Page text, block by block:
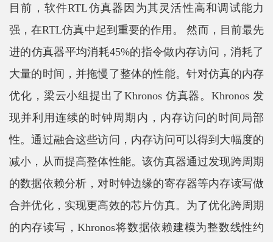
目前，软件RTL仿真器因为其灵活性高和调试能力
强，在RTL仿真中起到重要的作用。 然而，目前最先
进的仿真器平均消耗45%的指令做内存访问，消耗了
大量的时间，并拖慢了整体的性能。针对仿真的内存
优化，梁云小组提出了Khronos 仿真器。Khronos 发
现并利用连续的时钟周期内，内存访问的时间局部
性。通过融合这些访问，内存访问可以得到大幅度的
减小，从而提高整体性能。该仿真器通过发现跨周期
的数据依赖分析，对时钟边缘的寄存器等内存读写做
合并优化，实现更高效的芯片仿真。为了优化跨周期
的内存读写，Khronos将数据依赖建模为整数线性约